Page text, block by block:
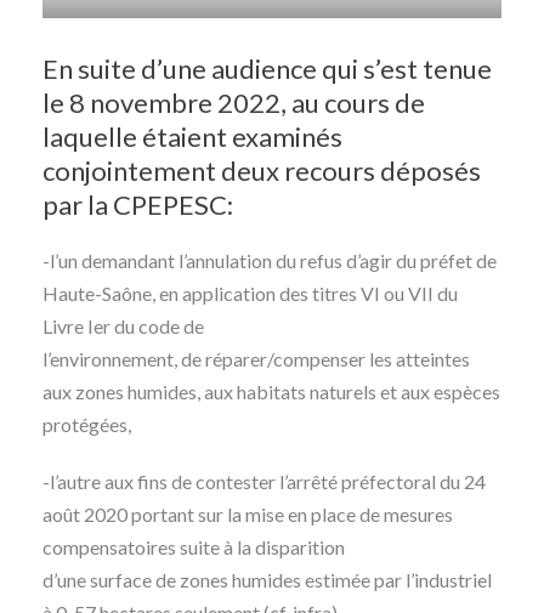
En suite d’une audience qui s’est tenue
le 8 novembre 2022, au cours de
laquelle étaient examinés
conjointement deux recours déposés
par la CPEPESC:
-l’un demandant l’annulation du refus d’agir du préfet de
Haute-Saône, en application des titres VI ou VII du
Livre Ier du code de
l’environnement, de réparer/compenser les atteintes
aux zones humides, aux habitats naturels et aux espèces
protégées,
-l’autre aux fins de contester l’arrêté préfectoral du 24
août 2020 portant sur la mise en place de mesures
compensatoires suite à la disparition
d’une surface de zones humides estimée par l’industriel